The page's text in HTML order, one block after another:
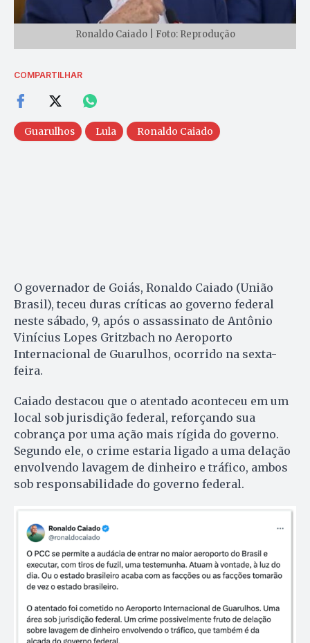
Ronaldo Caiado | Foto: Reprodução
COMPARTILHAR
Guarulhos Lula Ronaldo Caiado
O governador de Goiás, Ronaldo Caiado (União
Brasil), teceu duras críticas ao governo federal
neste sábado, 9, após o assassinato de Antônio
Vinícius Lopes Gritzbach no Aeroporto
Internacional de Guarulhos, ocorrido na sexta-
feira.
Caiado destacou que o atentado aconteceu em um
local sob jurisdição federal, reforçando sua
cobrança por uma ação mais rígida do governo.
Segundo ele, o crime estaria ligado a uma delação
envolvendo lavagem de dinheiro e tráfico, ambos
sob responsabilidade do governo federal.